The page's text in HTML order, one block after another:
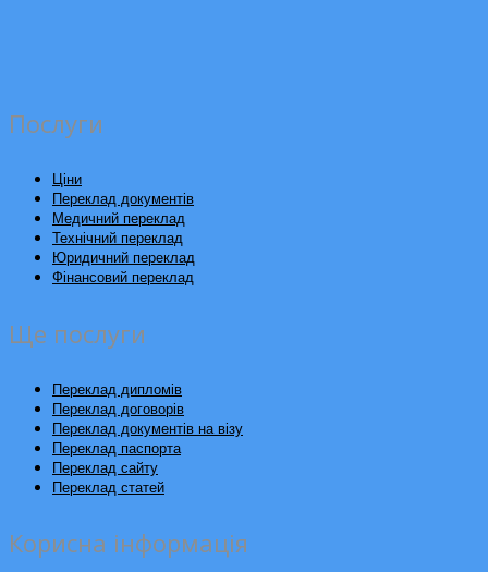
Послуги
Ціни
Переклад документів
Медичний переклад
Технічний переклад
Юридичний переклад
Фінансовий переклад
Ще послуги
Переклад дипломів
Переклад договорів
Переклад документів на візу
Переклад паспорта
Переклад сайту
Переклад статей
Корисна інформація